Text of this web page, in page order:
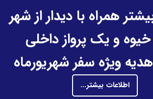
همراه با دیدار از شهر
و یک پرواز داخلی
ویژه سفر شهریورماه
اطلاعات بیشتر...